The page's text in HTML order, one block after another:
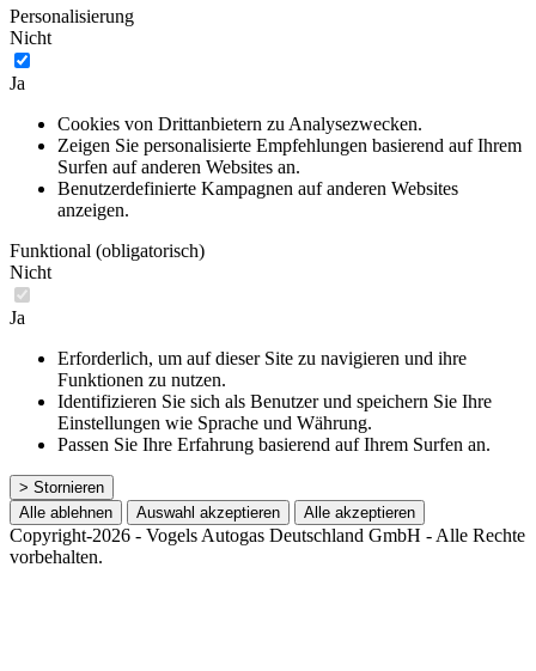
Personalisierung
Nicht
Ja
Cookies von Drittanbietern zu Analysezwecken.
Zeigen Sie personalisierte Empfehlungen basierend auf Ihrem
Surfen auf anderen Websites an.
Benutzerdefinierte Kampagnen auf anderen Websites
anzeigen.
Funktional (obligatorisch)
Nicht
Ja
Erforderlich, um auf dieser Site zu navigieren und ihre
Funktionen zu nutzen.
Identifizieren Sie sich als Benutzer und speichern Sie Ihre
Einstellungen wie Sprache und Währung.
Passen Sie Ihre Erfahrung basierend auf Ihrem Surfen an.
> Stornieren
Alle ablehnen
Auswahl akzeptieren Alle akzeptieren
Copyright-2026 - Vogels Autogas Deutschland GmbH - Alle Rechte
vorbehalten.